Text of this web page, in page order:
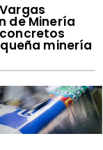
de Minería
minería